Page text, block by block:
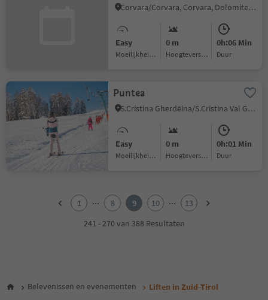
Corvara/Corvara, Corvara, Dolomites Region Alta Badia
Easy
Moeilijkheidsgraad
0 m
Hoogteverschil
0h:06 Min
Duur
Puntea
S.Cristina Gherdëina/S.Cristina Val Gardena/S.Cristina Gherdëina/St.Christina in Gröden, S.Crestina Gherdëina/Santa Cristina Val Gardana, Dolomites Region Val Gardena
Easy
Moeilijkheidsgraad
0 m
Hoogteverschil
0h:01 Min
Duur
9
10
1 ... 8 9 10 ...
13
241 - 270 van 388 Resultaten
Belevenissen en evenementen Liften in Zuid-Tirol